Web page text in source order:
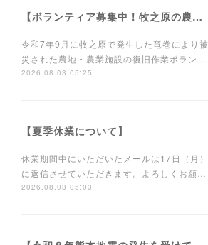
【ボランティア募集中！牧之原の農業を元気に！】
令和7年9月に牧之原で発生した竜巻により被
災された農地・農業施設の復旧作業ボラン…
2026.08.03 05:25
【夏季休業について】
休業期間中にいただいたメールは17日（月）
に返信させていただきます。よろしくお願…
2026.08.03 05:03